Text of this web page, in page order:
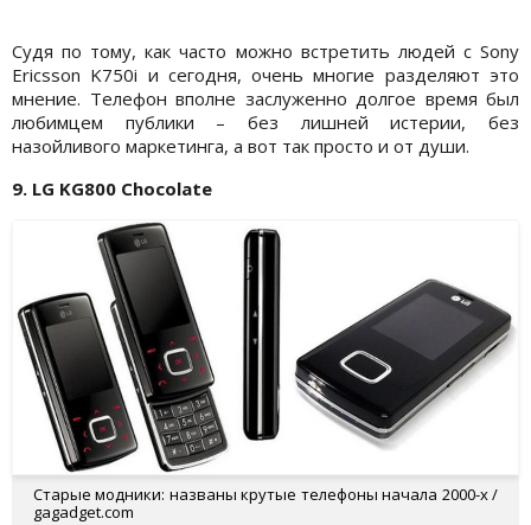
Судя по тому, как часто можно встретить людей с Sony
Ericsson K750i и сегодня, очень многие разделяют это
мнение. Телефон вполне заслуженно долгое время был
любимцем публики – без лишней истерии, без
назойливого маркетинга, а вот так просто и от души.
9. LG KG800 Chocolate
Старые модники: названы крутые телефоны начала 2000-х /
gagadget.com